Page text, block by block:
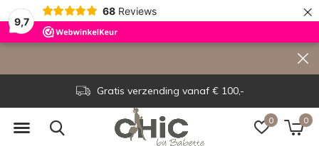
9,7
68 Reviews ×
0 0
Gratis verzending vanaf € 100,-